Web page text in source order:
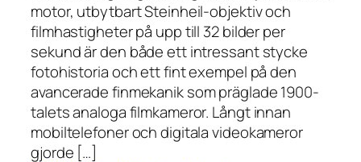
motor, utbytbart Steinheil-objektiv och
filmhastigheter på upp till 32 bilder per
sekund är den både ett intressant stycke
fotohistoria och ett fint exempel på den
avancerade finmekanik som präglade 1900-
talets analoga filmkameror. Långt innan
mobiltelefoner och digitala videokameror
gjorde […]